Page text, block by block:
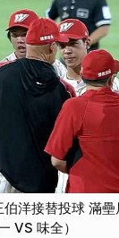
洋接替投球 滿
VS 味全）